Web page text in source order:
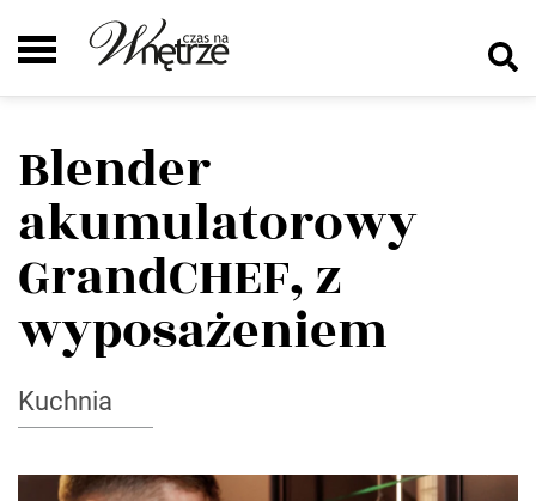
Blender
akumulatorowy
GrandCHEF, z
wyposażeniem
Kuchnia